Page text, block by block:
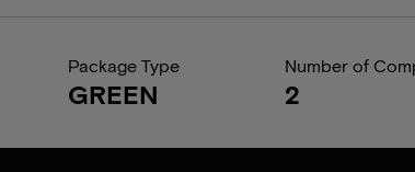
Package Type
GREEN
Number of
2